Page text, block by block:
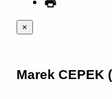
×
Marek CEPEK